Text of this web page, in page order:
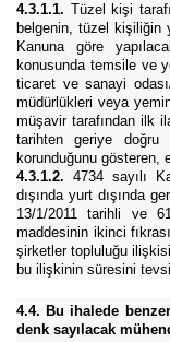
4.3.1.1. Tüzel kişi
belgenin, tüzel kişiliğin
Kanuna göre
konusunda temsile ve
ticaret ve sanayi
müdürlükleri veya
müşavir tarafından ilk
tarihten geriye doğru
korunduğunu gösteren,
4.3.1.2. 4734 sayılı
dışında yurt dışında
13/1/2011 tarihli ve
maddesinin ikinci
şirketler topluluğu
bu ilişkinin süresini
4.4. Bu ihalede
denk sayılacak